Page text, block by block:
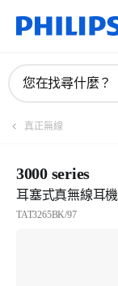
您在找尋什麼？
真正無線
3000 series
耳塞式真無線耳機
TAT3265BK/97